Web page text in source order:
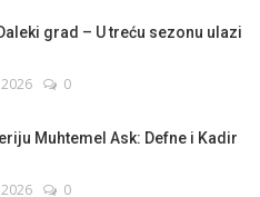
grad – U treću sezonu ulazi
2026 0
Muhtemel Ask: Defne i Kadir
2026 0